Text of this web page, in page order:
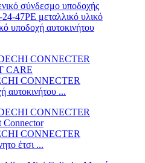
υποδοχή αυτοκινήτου
CONNECTER
αυτοκινήτου ...
CONNECTER
έτσι ...